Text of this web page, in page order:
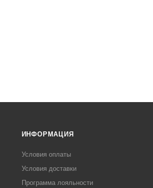
ИНФОРМАЦИЯ
Условия оплаты
Условия доставки
Программа лояльности